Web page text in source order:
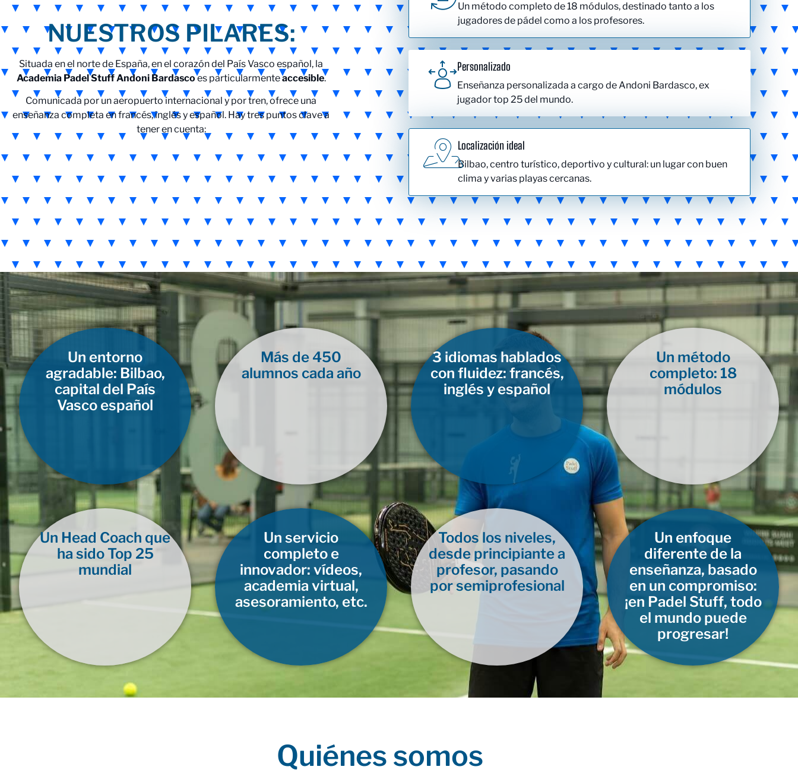
NUESTROS PILARES:
Situada en el norte de España, en el corazón del País Vasco español, la
Academia Padel StuffAndoni Bardascoes particularmenteaccesible.
Comunicada por un aeropuerto internacional y por tren, ofrece una
enseñanza completa en francés, inglés y español. Hay tres puntos clave a
tener en cuenta:
Un método completo de 18 módulos, destinado tanto a los
jugadores de pádel como a los profesores.
Personalizado
Enseñanza personalizada a cargo de Andoni Bardasco, ex
jugador top 25 del mundo.
Localización ideal
Bilbao, centro turístico, deportivo y cultural: un lugar con buen
clima y varias playas cercanas.
Un entorno
agradable: Bilbao,
capital del País
Vasco español
Más de 450
alumnos cada año
3 idiomas hablados
con fluidez: francés,
inglés y español
Un método
completo: 18
módulos
Un Head Coach que
ha sido Top 25
mundial
Un servicio
completo e
innovador: vídeos,
academia virtual,
asesoramiento, etc.
Todos los niveles,
desde principiante a
profesor, pasando
por semiprofesional
Un enfoque
diferente de la
enseñanza, basado
en un compromiso:
¡en Padel Stuff, todo
el mundo puede
progresar!
Quiénes somos